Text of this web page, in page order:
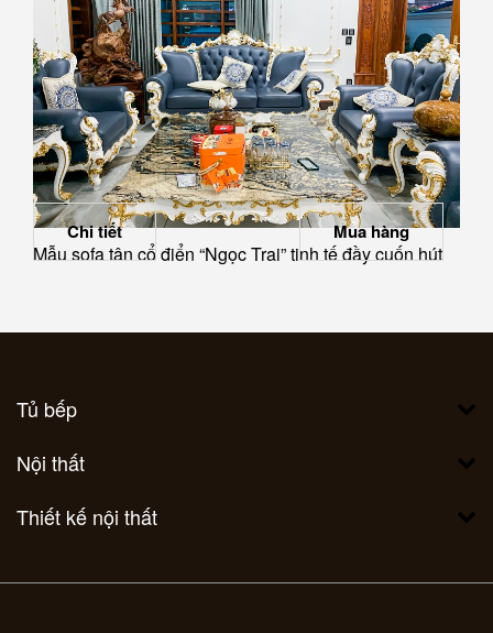
Mẫu sofa tân cổ điển “Ngọc Trai” tinh tế đầy cuốn hút
Chi tiết Mua hàng
Tủ bếp
Nội thất
Thiết kế nội thất